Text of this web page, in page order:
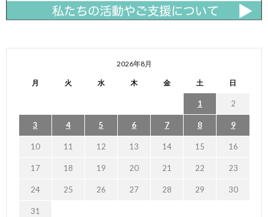
2026年8月
月 火 水 木 金 土 日
1 2
3 4 5 6 7 8 9
10 11 12 13 14 15 16
17 18 19 20 21 22 23
24 25 26 27 28 29 30
31